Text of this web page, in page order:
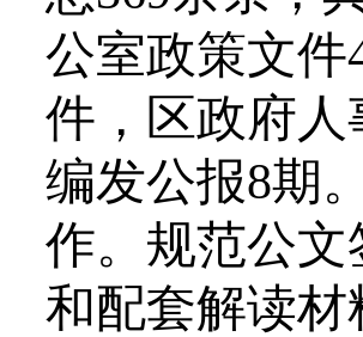
公室政策文件
件， 区政府人
编发公报8期
作。规范公
和配套解读